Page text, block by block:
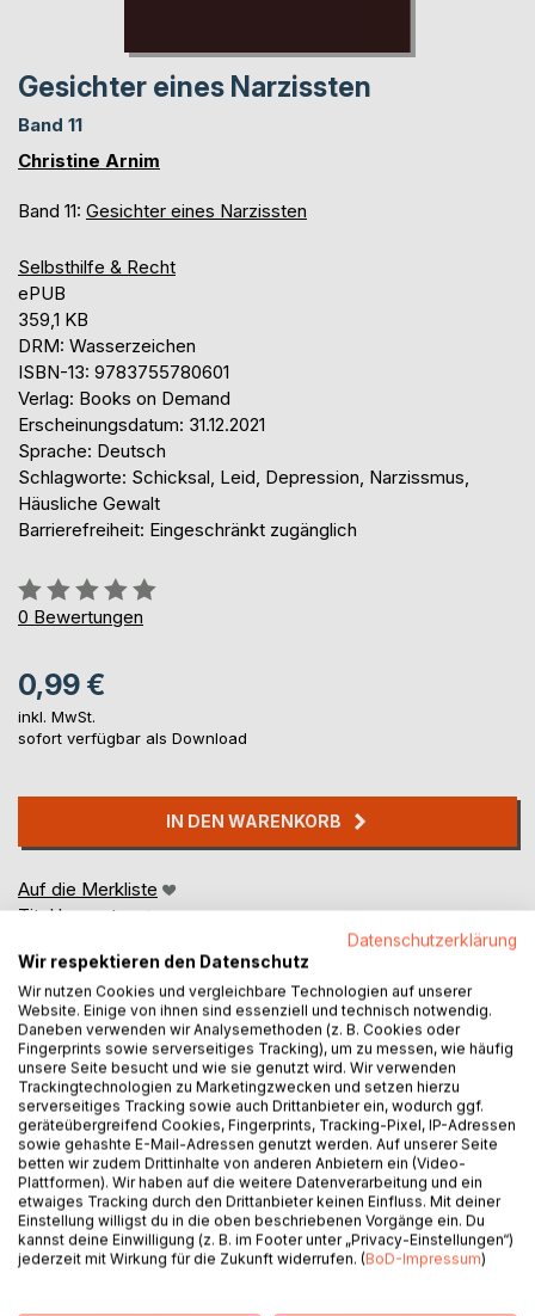
Gesichter eines Narzissten
Band 11
Christine Arnim
Band 11: Gesichter eines Narzissten
Selbsthilfe & Recht
ePUB
359,1 KB
DRM: Wasserzeichen
ISBN-13: 9783755780601
Verlag: Books on Demand
Erscheinungsdatum: 31.12.2021
Sprache: Deutsch
Schlagworte: Schicksal, Leid, Depression, Narzissmus,
Häusliche Gewalt
Barrierefreiheit: Eingeschränkt zugänglich
Bewertung::
0%
0 Bewertungen
0,99 €
inkl. MwSt.
sofort verfügbar als Download
IN DEN WARENKORB
Auf die Merkliste
Titel bewerten
BESCHREIBUNG
Gesichter eines Narzissten ist eine Reihe von Gedichten
inklusive Erläuterungen zu ihrer Bedeutung und ihres
Ursprungs.
Arnim verleiht ihren Gefühlen ein bildhaftes Sprachrohr und
Datenschutzerklärung
Wir respektieren den Datenschutz
Wir nutzen Cookies und vergleichbare Technologien auf unserer
Website. Einige von ihnen sind essenziell und technisch notwendig.
Daneben verwenden wir Analysemethoden (z. B. Cookies oder
Fingerprints sowie serverseitiges Tracking), um zu messen, wie häufig
unsere Seite besucht und wie sie genutzt wird. Wir verwenden
Trackingtechnologien zu Marketingzwecken und setzen hierzu
serverseitiges Tracking sowie auch Drittanbieter ein, wodurch ggf.
geräteübergreifend Cookies, Fingerprints, Tracking-Pixel, IP-Adressen
sowie gehashte E-Mail-Adressen genutzt werden. Auf unserer Seite
betten wir zudem Drittinhalte von anderen Anbietern ein (Video-
Plattformen). Wir haben auf die weitere Datenverarbeitung und ein
etwaiges Tracking durch den Drittanbieter keinen Einfluss. Mit deiner
Einstellung willigst du in die oben beschriebenen Vorgänge ein. Du
kannst deine Einwilligung (z. B. im Footer unter „Privacy-Einstellungen“)
jederzeit mit Wirkung für die Zukunft widerrufen. (BoD-Impressum)